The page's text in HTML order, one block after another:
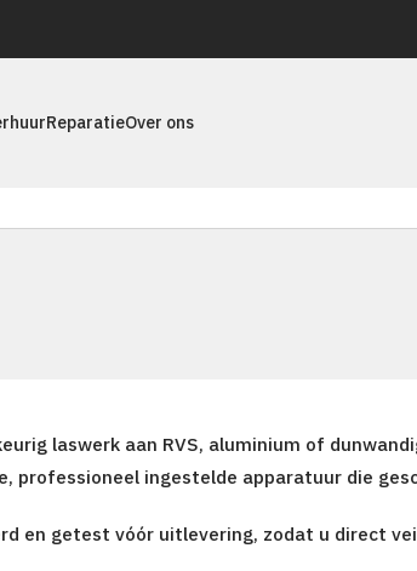
ReparatieOver ons
laswerk aan RVS, aluminium of
professioneel ingestelde apparatuur die
en getest vóór uitlevering, zodat u direct